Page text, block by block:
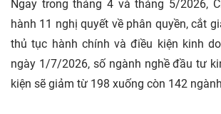
Ngay trong tháng 4 và tháng 5/2026,
hành 11 nghị quyết về phân quyền, cắt
thủ tục hành chính và điều kiện kinh
ngày 1/7/2026, số ngành nghề đầu tư
kiện sẽ giảm từ 198 xuống còn 142